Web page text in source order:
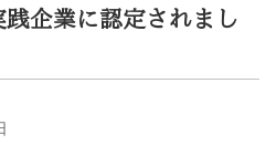
企業に認定されまし